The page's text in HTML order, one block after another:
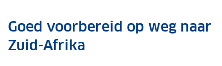
Goed voorbereid op weg naar
Zuid-Afrika